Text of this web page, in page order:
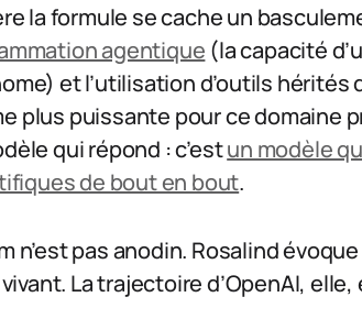
la formule se cache un
agentique (la capacité
et l’utilisation d’outils
plus puissante pour ce domaine
qui répond : c’estun modèle
de bout en bout.
n’est pas anodin. Rosalind
La trajectoire d’OpenAI,